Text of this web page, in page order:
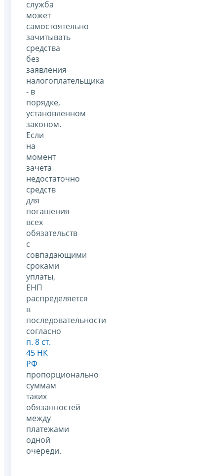
служба
может
самостоятельно
зачитывать
средства
без
заявления
налогоплательщика
- в
порядке,
установленном
законом.
Если
на
момент
зачета
недостаточно
средств
для
погашения
всех
обязательств
с
совпадающими
сроками
уплаты,
ЕНП
распределяется
в
последовательности
согласно
п. 8 ст.
45 НК
РФ
пропорционально
суммам
таких
обязанностей
между
платежами
одной
очереди.